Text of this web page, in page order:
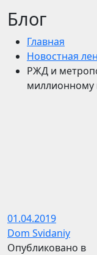
Блог
Главная
Новостная
РЖД и
01.04.2019
Dom Svidaniy
Опубликовано в